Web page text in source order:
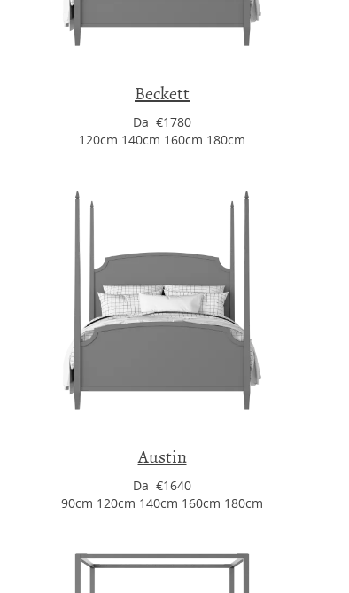
Beckett
Da €1780
120cm 140cm 160cm 180cm
Austin
Da €1640
90cm 120cm 140cm 160cm 180cm